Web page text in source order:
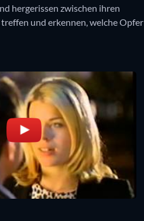
hergerissen zwischen ihren
und erkennen, welche Opfer